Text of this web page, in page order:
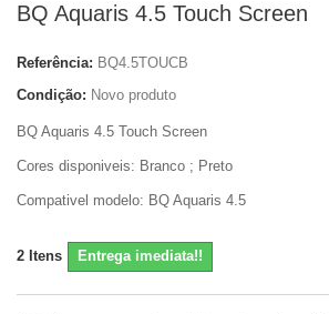
BQ Aquaris 4.5 Touch Screen
Referência: BQ4.5TOUCB
Condição: Novo produto
BQ Aquaris 4.5 Touch Screen
Cores disponiveis: Branco ; Preto
Compativel modelo: BQ Aquaris 4.5
2 Itens Entrega imediata!!